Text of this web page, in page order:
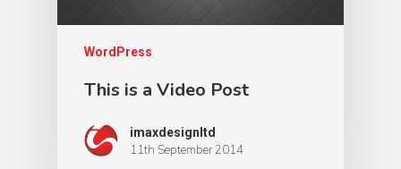
WordPress
This is a Video Post
imaxdesignltd
11th September 2014